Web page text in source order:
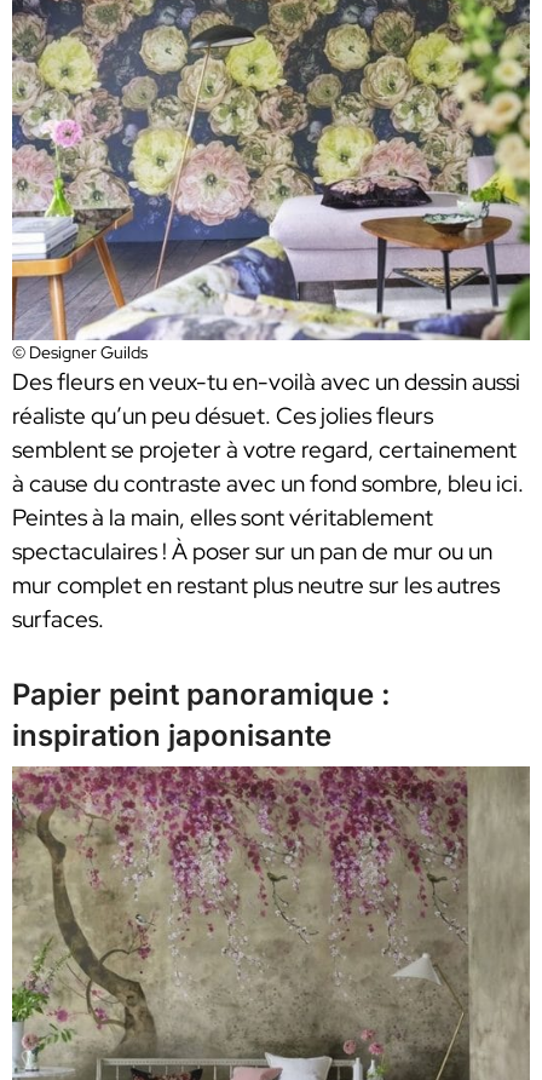
© Designer Guilds
Des fleurs en veux-tu en-voilà avec un dessin aussi
réaliste qu’un peu désuet. Ces jolies fleurs
semblent se projeter à votre regard, certainement
à cause du contraste avec un fond sombre, bleu ici.
Peintes à la main, elles sont véritablement
spectaculaires ! À poser sur un pan de mur ou un
mur complet en restant plus neutre sur les autres
surfaces.
Papier peint panoramique :
inspiration japonisante